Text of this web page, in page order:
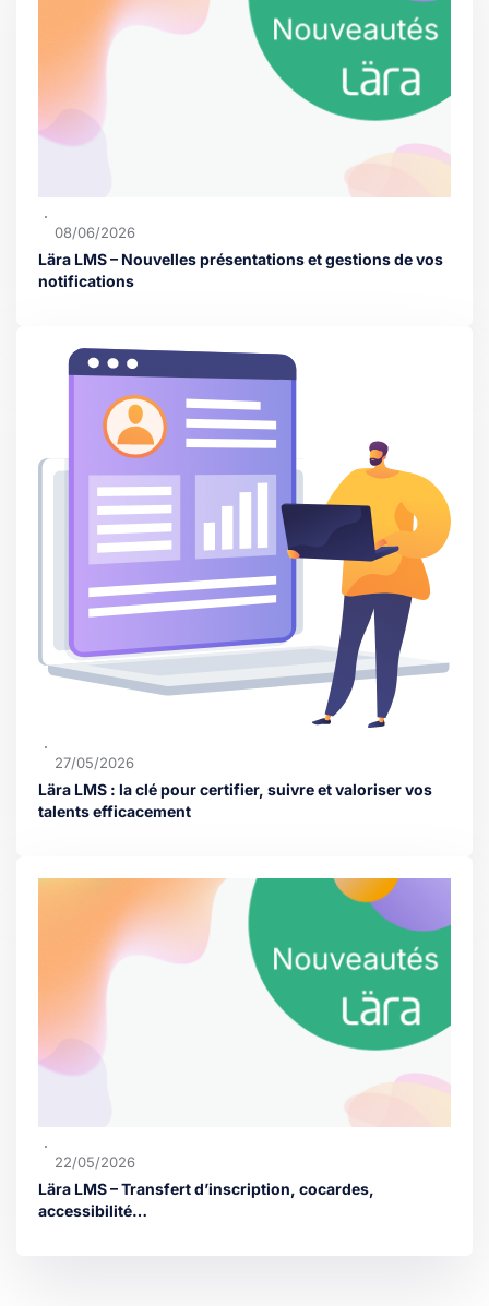
08/06/2026
Lära LMS – Nouvelles présentations et gestions de vos
notifications
27/05/2026
Lära LMS : la clé pour certifier, suivre et valoriser vos
talents efficacement
22/05/2026
Lära LMS – Transfert d’inscription, cocardes,
accessibilité…